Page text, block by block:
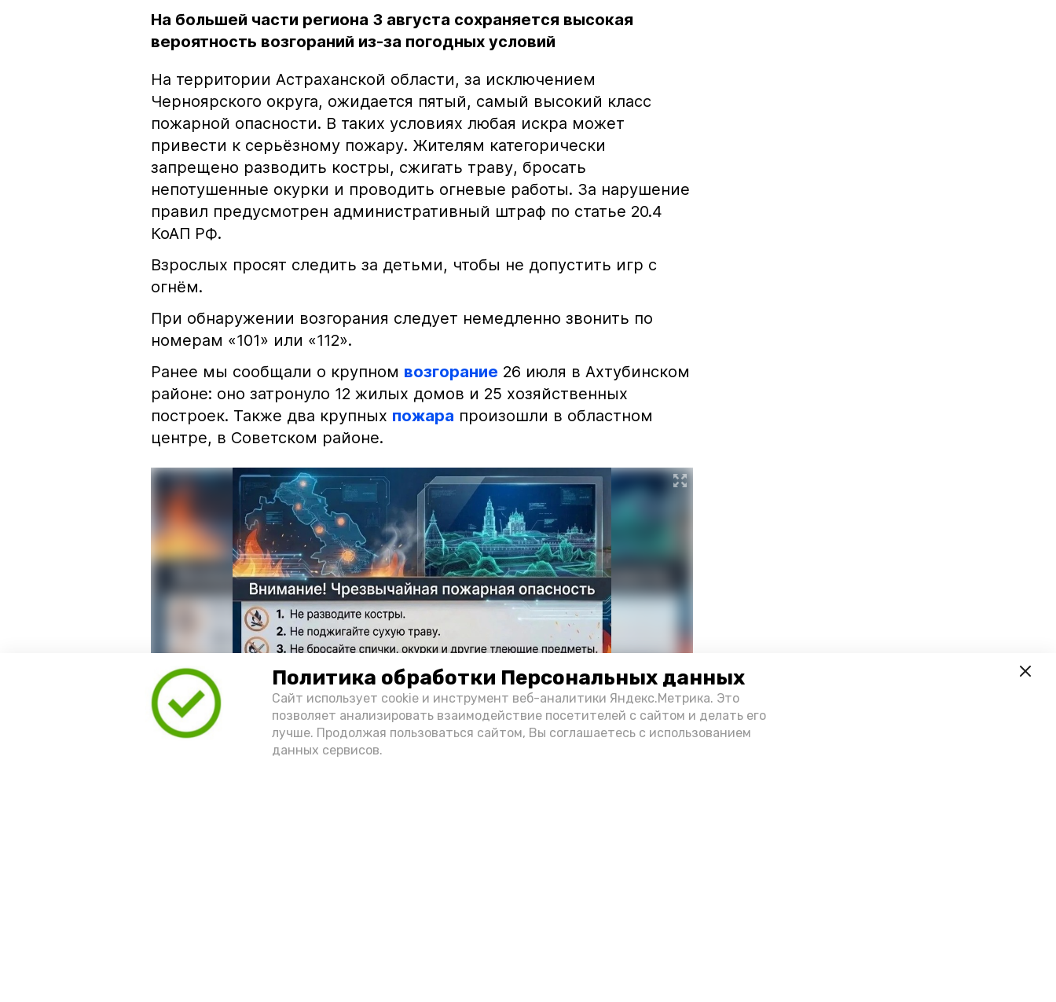
Политика обработки Персональных данных
Сайт использует cookie и инструмент веб-аналитики Яндекс.Метрика. Это
позволяет анализировать взаимодействие посетителей с сайтом и делать его
лучше. Продолжая пользоваться сайтом, Вы соглашаетесь с использованием
данных сервисов.
На большей части региона 3 августа сохраняется высокая
вероятность возгораний из-за погодных условий
На территории Астраханской области, за исключением
Черноярского округа, ожидается пятый, самый высокий класс
пожарной опасности. В таких условиях любая искра может
привести к серьёзному пожару. Жителям категорически
запрещено разводить костры, сжигать траву, бросать
непотушенные окурки и проводить огневые работы. За нарушение
правил предусмотрен административный штраф по статье 20.4
КоАП РФ.
Взрослых просят следить за детьми, чтобы не допустить игр с
огнём.
При обнаружении возгорания следует немедленно звонить по
номерам «101» или «112».
Ранее мы сообщали о крупном возгорание 26 июля в Ахтубинском
районе: оно затронуло 12 жилых домов и 25 хозяйственных
построек. Также два крупных пожара произошли в областном
центре, в Советском районе.